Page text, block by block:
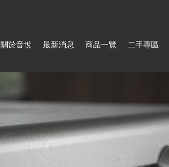
關於音悅 最新消息 商品一覽 二手專區